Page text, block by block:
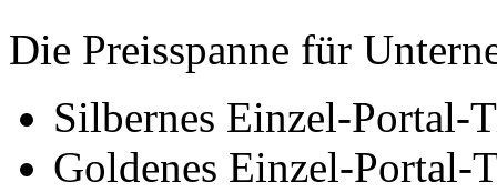
Die Preisspanne für
Silbernes Einzel-Portal-
Goldenes Einzel-Portal-